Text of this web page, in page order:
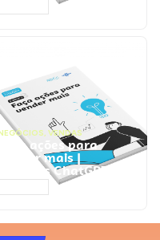
, VENDAS
Faça ações para
vender mais |
Prompts ChatGPT